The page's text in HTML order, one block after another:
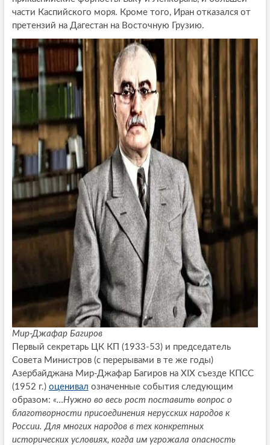
части Каспийского моря. Кроме того, Иран отказался от
претензий на Дагестан на Восточную Грузию.
Мир-Джафар Багиров
Первый секретарь ЦК КП (1933-53) и председатель
Совета Министров (с перерывами в те же годы)
Азербайджана Мир-Джафар Багиров на XIX съезде КПСС
(1952 г.) оценивал означенные события следующим
образом: «…Нужно во весь рост поставить вопрос о
благотворности присоединения нерусских народов к
России. Для многих народов в тех конкретных
исторических условиях, когда им угрожала опасность